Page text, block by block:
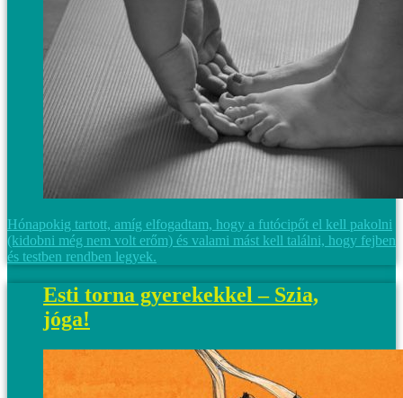
Hónapokig tartott, amíg elfogadtam, hogy a futócipőt el kell pakolni
(kidobni még nem volt erőm) és valami mást kell találni, hogy fejben
és testben rendben legyek.
Esti torna gyerekekkel – Szia,
jóga!